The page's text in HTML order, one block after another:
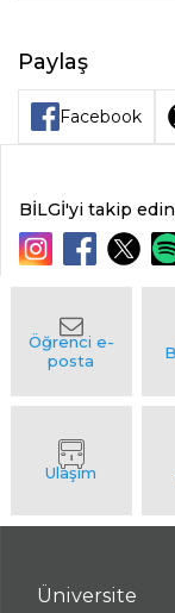
Paylaş
Facebook
BİLGİ'yi takip edin
Üniversite